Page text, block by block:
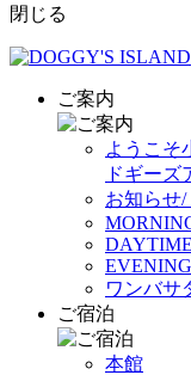
閉じる
ご案内
ようこそ
ドギーズ
お知らせ/
DAYTIME
EVENING
ワンバサ
ご宿泊
本館